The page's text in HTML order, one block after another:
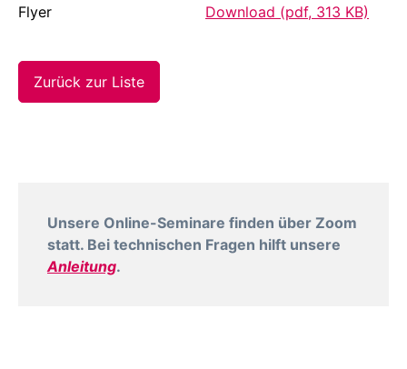
Flyer Download (pdf, 313 KB)
Zurück zur Liste
Unsere Online-Seminare finden über Zoom
statt. Bei technischen Fragen hilft unsere
Anleitung.